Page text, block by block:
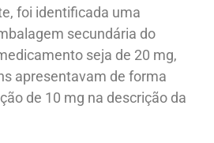
foi identificada uma
secundária do
seja de 20 mg,
apresentavam de forma
de 10 mg na descrição da